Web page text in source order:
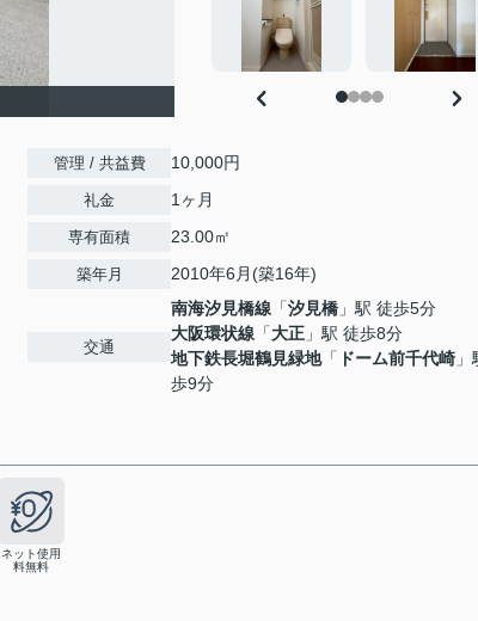
管理 / 共益費 10,000円
礼金 1ヶ月
専有面積 23.00㎡
築年月 2010年6月(築16年)
交通
南海汐見橋線 「汐見橋 」駅 徒歩5分
大阪環状線 「大正 」駅 徒歩8分
地下鉄長堀鶴見緑地「 ドーム前千代崎
歩9分
ネット使用
料無料